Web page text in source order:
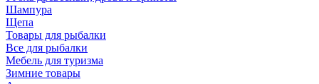
Шампура
Щепа
Товары для рыбалки
Все для рыбалки
Мебель для туризма
Зимние товары